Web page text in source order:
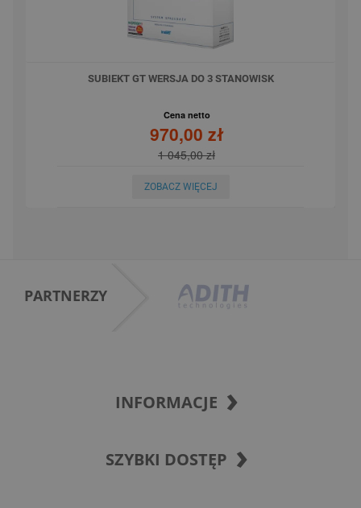
SUBIEKT GT WERSJA DO 3 STANOWISK
Cena netto
970,00 zł
1 045,00 zł
ZOBACZ WIĘCEJ
PARTNERZY
INFORMACJE
SZYBKI DOSTĘP